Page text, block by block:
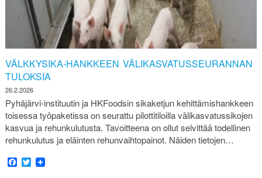
VÄLKKYSIKA-HANKKEEN VÄLIKASVATUSSEURANNAN
TULOKSIA
26.2.2026
Pyhäjärvi-instituutin ja HKFoodsin sikaketjun kehittämishankkeen
toisessa työpaketissa on seurattu pilottitiloilla välikasvatussikojen
kasvua ja rehunkulutusta. Tavoitteena on ollut selvittää todellinen
rehunkulutus ja eläinten rehunvaihtopainot. Näiden tietojen…
Facebook
Twitter